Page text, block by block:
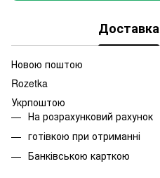
Доставка
Новою поштою
Rozetka
Укрпоштою
На розрахунковий рахунок
готівкою при отриманні
Банківською карткою